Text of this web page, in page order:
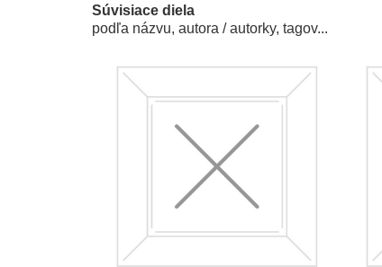
Súvisiace diela
podľa názvu, autora / autorky, tagov...